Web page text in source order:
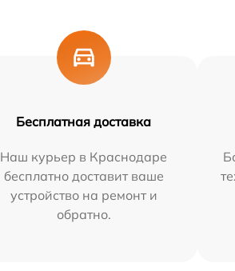
Бесплатная доставка
Наш курьер в Краснодаре
бесплатно доставит ваше
устройство на ремонт и
обратно.